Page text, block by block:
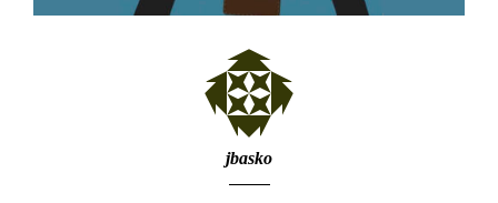
jbasko